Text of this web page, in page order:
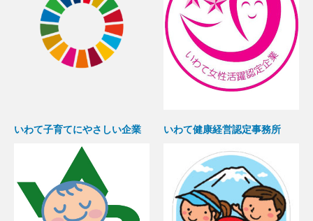
いわて子育てにやさしい企業 いわて健康経営認定事務所